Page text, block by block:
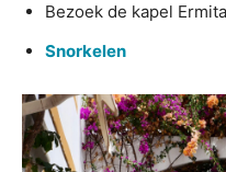
Bezoek de kapel
Snorkelen